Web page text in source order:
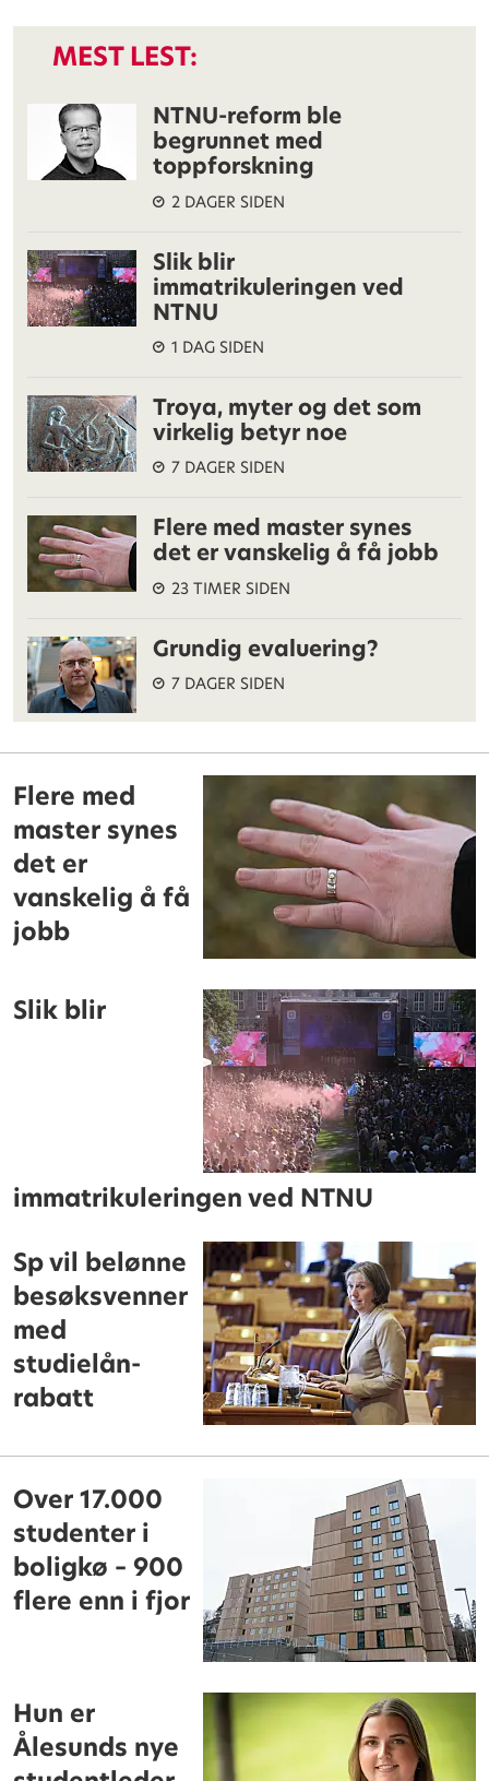
MEST LEST:
NTNU-reform ble
begrunnet med
toppforskning
2 DAGER SIDEN
Slik blir
immatrikuleringen ved
NTNU
1 DAG SIDEN
Troya, myter og det som
virkelig betyr noe
7 DAGER SIDEN
Flere med master synes
det er vanskelig å få jobb
23 TIMER SIDEN
Grundig evaluering?
7 DAGER SIDEN
Flere med
master synes
det er
vanskelig å få
jobb
Slik blir
immatrikuleringen ved NTNU
Sp vil belønne
besøksvenner
med
studielån-
rabatt
Over 17.000
studenter i
boligkø – 900
flere enn i fjor
Hun er
Ålesunds nye